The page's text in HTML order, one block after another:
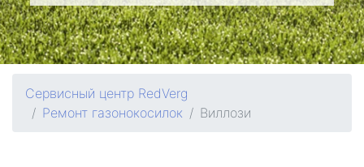
Сервисный центр RedVerg
Ремонт газонокосилок
Виллози